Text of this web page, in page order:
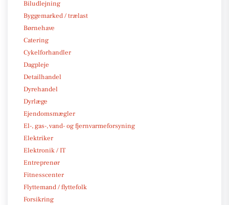
Biludlejning
Byggemarked / trælast
Børnehave
Catering
Cykelforhandler
Dagpleje
Detailhandel
Dyrehandel
Dyrlæge
Ejendomsmægler
El-, gas-, vand- og fjernvarmeforsyning
Elektriker
Elektronik / IT
Entreprenør
Fitnesscenter
Flyttemand / flyttefolk
Forsikring